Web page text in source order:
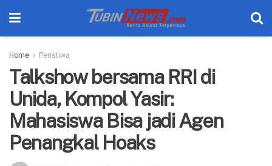
Home Peristiwa
Talkshow bersama RRI di
Unida, Kompol Yasir:
Mahasiswa Bisa jadi Agen
Penangkal Hoaks